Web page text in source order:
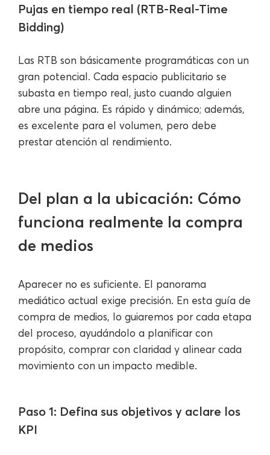
Pujas en tiempo real (RTB-Real-Time
Bidding)
Las RTB son básicamente programáticas con un
gran potencial. Cada espacio publicitario se
subasta en tiempo real, justo cuando alguien
abre una página. Es rápido y dinámico; además,
es excelente para el volumen, pero debe
prestar atención al rendimiento.
Del plan a la ubicación: Cómo
funciona realmente la compra
de medios
Aparecer no es suficiente. El panorama
mediático actual exige precisión. En esta guía de
compra de medios, lo guiaremos por cada etapa
del proceso, ayudándolo a planificar con
propósito, comprar con claridad y alinear cada
movimiento con un impacto medible.
Paso 1: Defina sus objetivos y aclare los
KPI